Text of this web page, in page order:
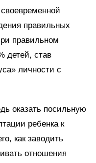
правильных
правильном
детей, став
личности с
оказать посильную
ребенка к
как заводить
отношения